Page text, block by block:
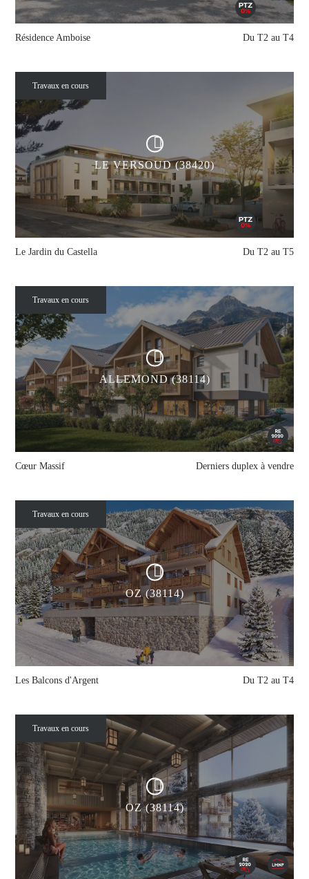
Résidence Amboise Du T2 au T4
Travaux en cours
LE VERSOUD (38420)
Le Jardin du Castella Du T2 au T5
Travaux en cours
ALLEMOND (38114)
Cœur Massif Derniers duplex à vendre
Travaux en cours
OZ (38114)
Les Balcons d'Argent Du T2 au T4
Travaux en cours
OZ (38114)